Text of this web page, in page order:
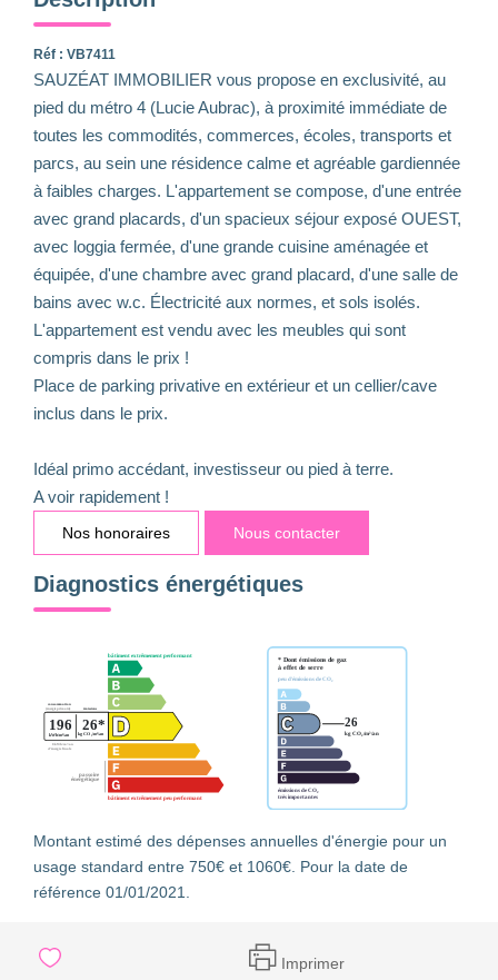
Réf : VB7411
SAUZÉAT IMMOBILIER vous propose en exclusivité, au
pied du métro 4 (Lucie Aubrac), à proximité immédiate de
toutes les commodités, commerces, écoles, transports et
parcs, au sein une résidence calme et agréable gardiennée
à faibles charges. L'appartement se compose, d'une entrée
avec grand placards, d'un spacieux séjour exposé OUEST,
avec loggia fermée, d'une grande cuisine aménagée et
équipée, d'une chambre avec grand placard, d'une salle de
bains avec w.c. Électricité aux normes, et sols isolés.
L'appartement est vendu avec les meubles qui sont
compris dans le prix !
Place de parking privative en extérieur et un cellier/cave
inclus dans le prix.
Idéal primo accédant, investisseur ou pied à terre.
A voir rapidement !
Nos honoraires Nous contacter
Diagnostics énergétiques
Montant estimé des dépenses annuelles d'énergie pour un
usage standard entre 750€ et 1060€. Pour la date de
référence 01/01/2021.
Imprimer